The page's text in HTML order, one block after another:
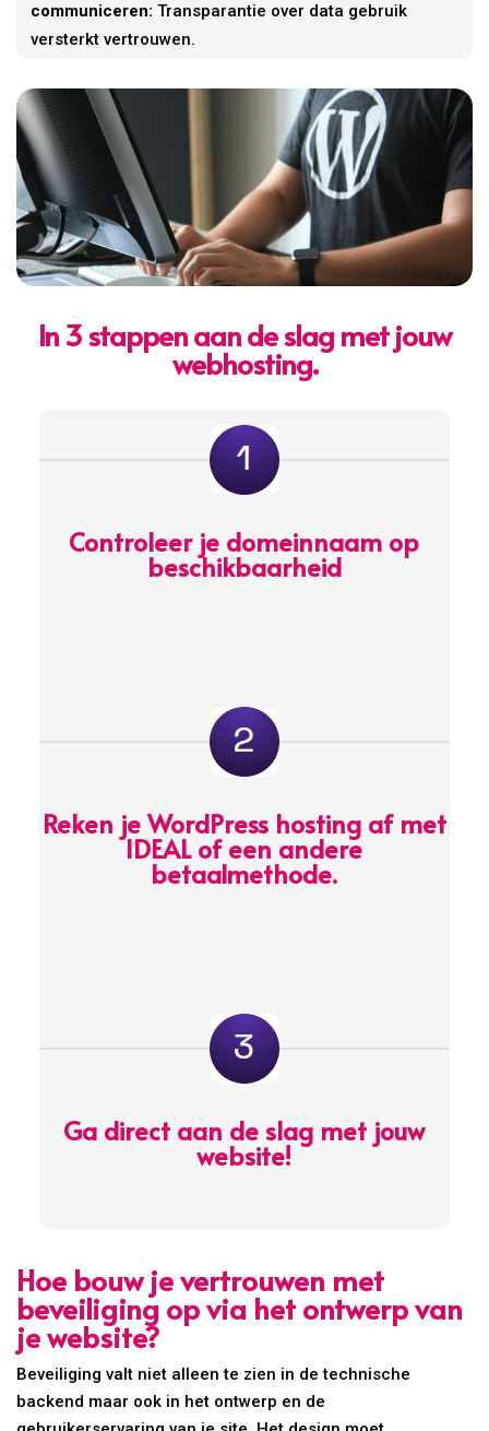
communiceren: Transparantie over data gebruik
versterkt vertrouwen.
In 3 stappen aan de slag met jouw
webhosting.
Controleer je domeinnaam op
beschikbaarheid
Reken je WordPress hosting af met
IDEAL of een andere
betaalmethode.
Ga direct aan de slag met jouw
website!
Hoe bouw je vertrouwen met
beveiliging op via het ontwerp van
je website?
Beveiliging valt niet alleen te zien in de technische
backend maar ook in het ontwerp en de